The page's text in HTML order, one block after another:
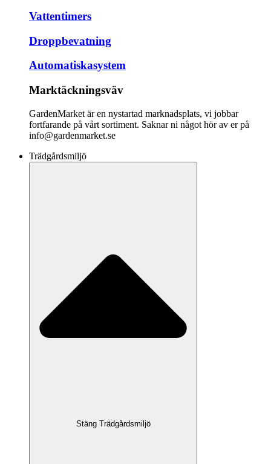
Vattentimers
Droppbevatning
Automatiskasystem
Marktäckningsväv
GardenMarket är en nystartad marknadsplats, vi jobbar
fortfarande på vårt sortiment. Saknar ni något hör av er på
info@gardenmarket.se
Trädgårdsmiljö
Stäng Trädgårdsmiljö